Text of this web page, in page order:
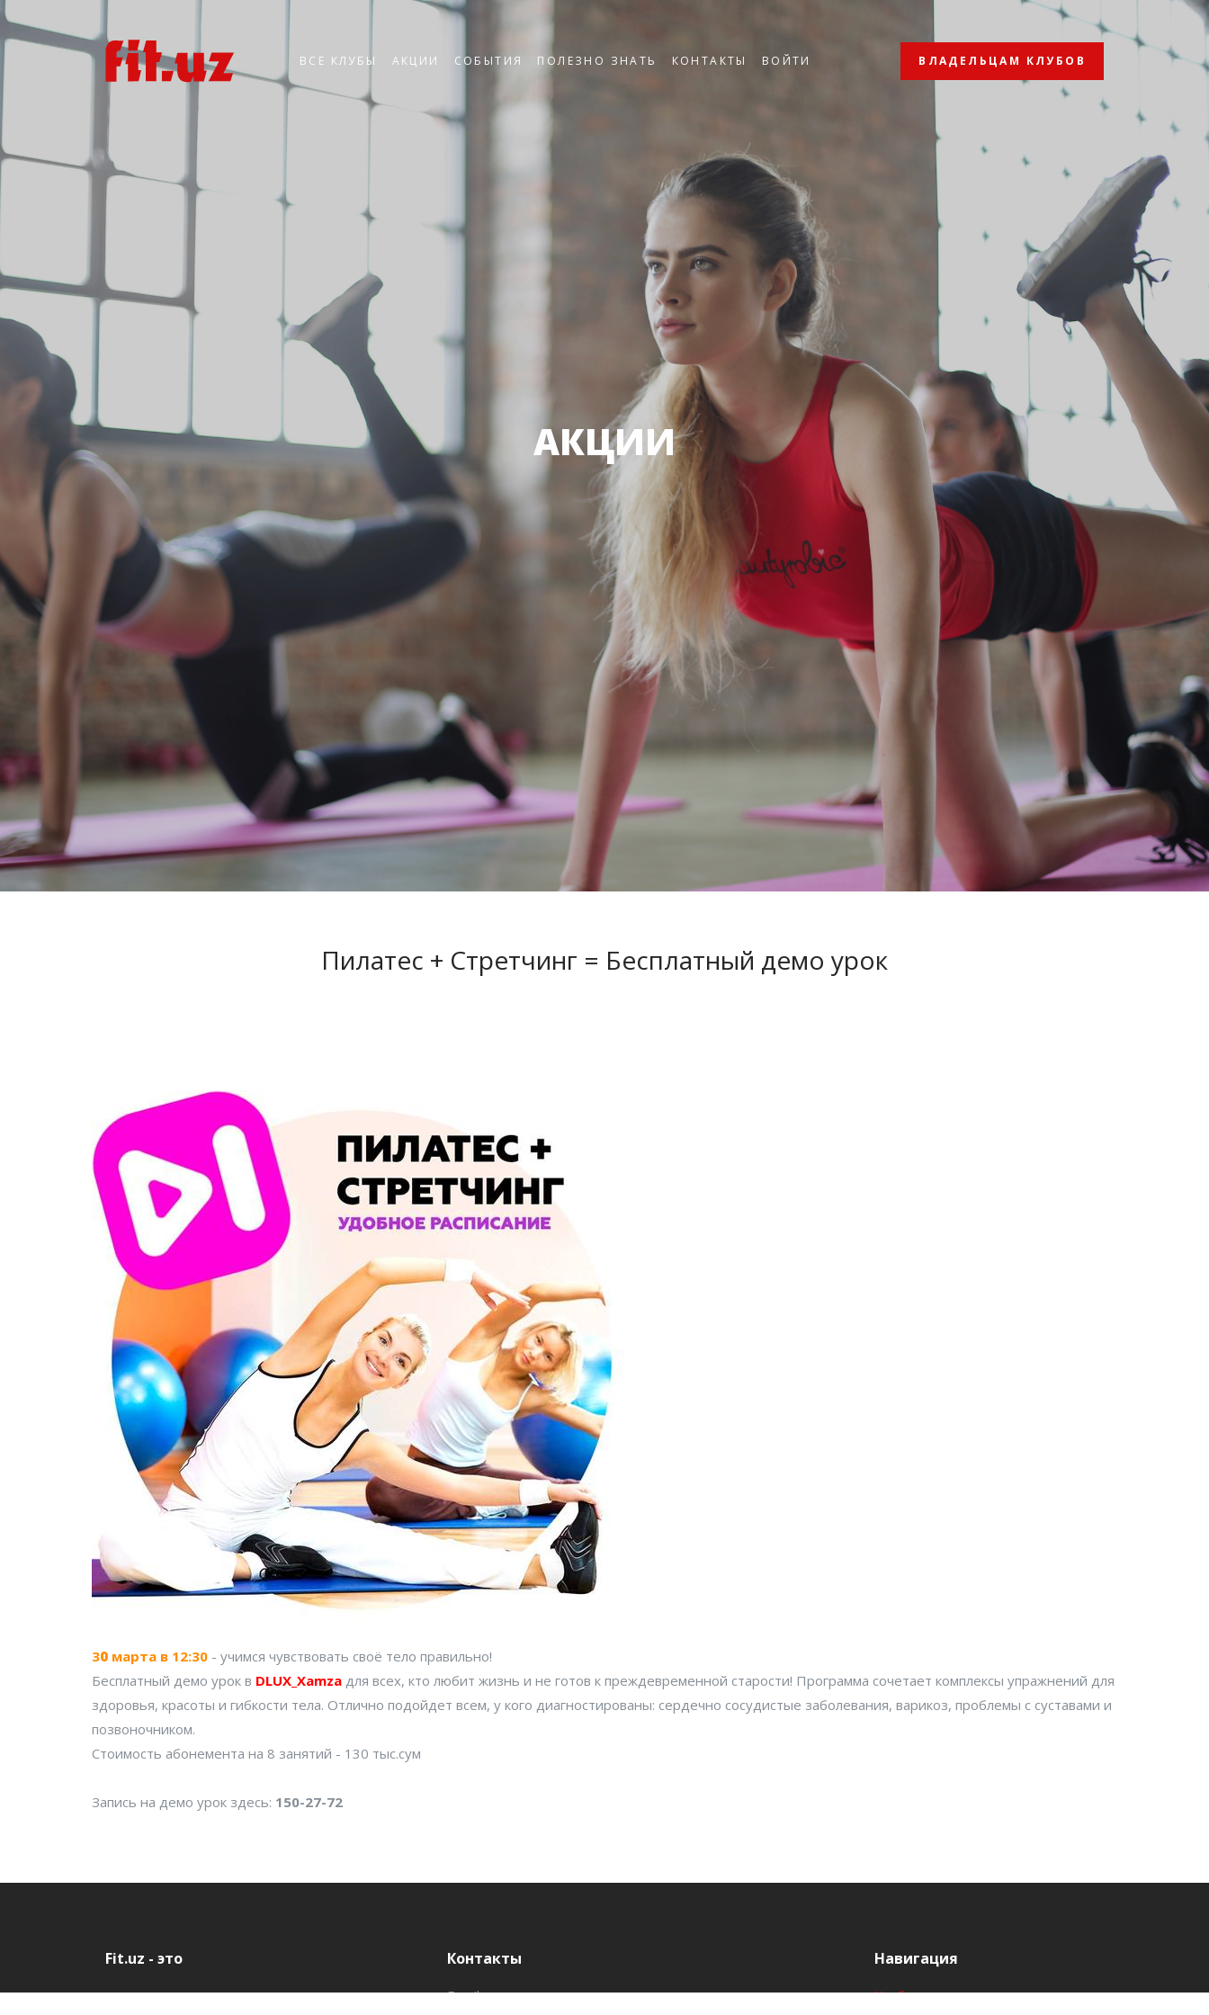
ВСЕ КЛУБЫ АКЦИИ СОБЫТИЯ ПОЛЕЗНО ЗНАТЬ КОНТАКТЫ ВОЙТИ ВЛАДЕЛЬЦАМ КЛУБОВ
АКЦИИ
Пилатес + Стретчинг = Бесплатный демо урок
30 марта в 12:30 - учимся чувствовать своё тело правильно!
Бесплатный демо урок в DLUX_Xamza для всех, кто любит жизнь и не готов к преждевременной старости! Программа сочетает комплексы упражнений для
здоровья, красоты и гибкости тела. Отлично подойдет всем, у кого диагностированы: сердечно сосудистые заболевания, варикоз, проблемы с суставами и
позвоночником.
Стоимость абонемента на 8 занятий - 130 тыс.сум
Запись на демо урок здесь: 150-27-72
Fit.uz - это
Удобный поиск фитнес клубов в Ташкенте.
Контакты
Email:
Навигация
Клубы